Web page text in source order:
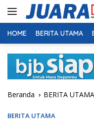
HOME BERITA UTAMA
Beranda BERITA UTAMA
BERITA UTAMA